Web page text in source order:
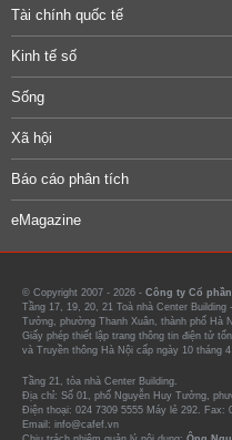
Tài chính quốc tế
Kinh tế số
Sống
Xã hội
Báo cáo phân tích
eMagazine
© Copyright 2007 - 2026 - Công ty Cổ
Tầng 17, 19, 20, 21 Toà nhà Center
Tưởng, phường Thanh Xuân, thành phố Hà
Giấy phép thiết lập trang thông tin điện tử
và Truyền thông Hà Nội cấp ngày 10 tháng
Tầng 21, tòa nhà Center Building.
Địa chỉ: Số 01, phố Nguyễn Huy Tưởng,
Điện thoại: 024 7309 5555 Máy lẻ 292. Fax:
Email: info@cafef.vn